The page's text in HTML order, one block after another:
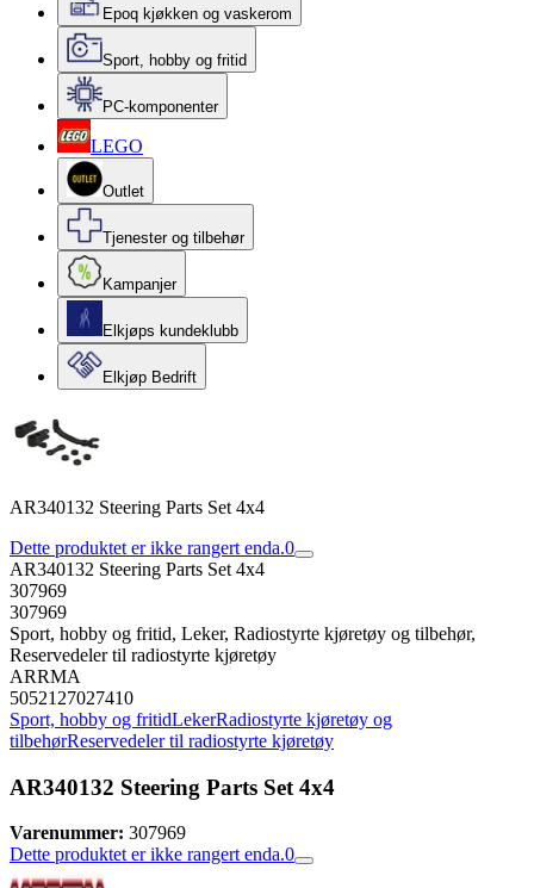
Epoq kjøkken og vaskerom
Sport, hobby og fritid
PC-komponenter
LEGO
Outlet
Tjenester og tilbehør
Kampanjer
Elkjøps kundeklubb
Elkjøp Bedrift
AR340132 Steering Parts Set 4x4
Dette produktet er ikke rangert enda.0
AR340132 Steering Parts Set 4x4
307969
307969
Sport, hobby og fritid, Leker, Radiostyrte kjøretøy og tilbehør,
Reservedeler til radiostyrte kjøretøy
ARRMA
5052127027410
Sport, hobby og fritidLekerRadiostyrte kjøretøy og
tilbehørReservedeler til radiostyrte kjøretøy
AR340132 Steering Parts Set 4x4
Varenummer: 307969
Dette produktet er ikke rangert enda.0